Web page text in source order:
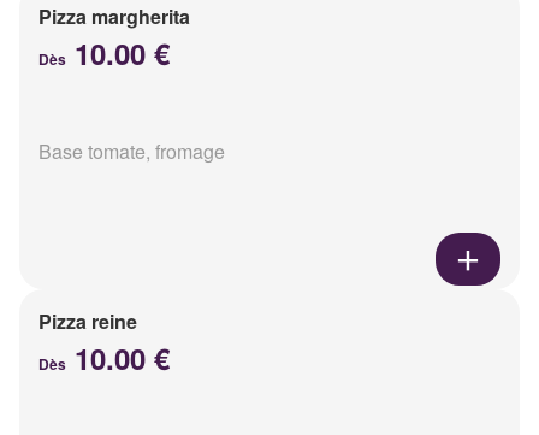
Pizza margherita
Dès 10.00 €
Base tomate, fromage
Pizza reine
Dès 10.00 €